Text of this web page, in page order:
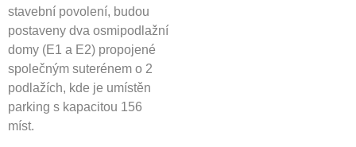
stavební povolení, budou
postaveny dva osmipodlažní
domy (E1 a E2) propojené
společným suterénem o 2
podlažích, kde je umístěn
parking s kapacitou 156
míst.